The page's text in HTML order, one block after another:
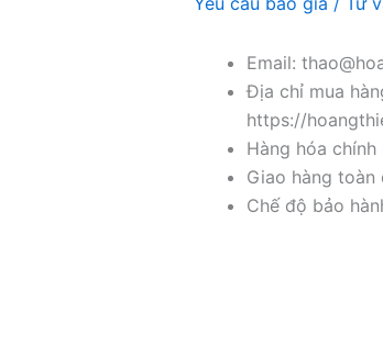
Email:
Địa chỉ mua
https://
Hàng hóa chính
Giao hàng toàn
Chế độ bảo